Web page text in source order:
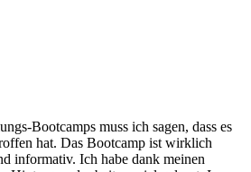
Bootcamps muss ich sagen, dass es
hat. Das Bootcamp ist wirklich
informativ. Ich habe dank meinen